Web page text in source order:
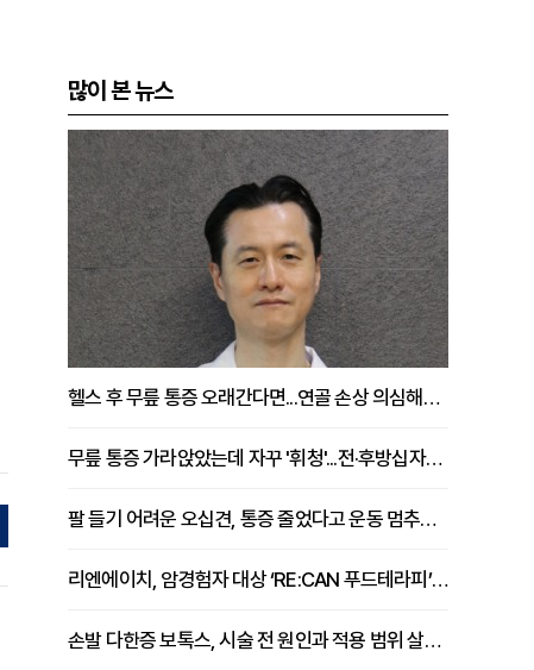
많이 본 뉴스
헬스 후 무릎 통증 오래간다면...연골 손상 의심해야 [김상범 원장 칼럼]
무릎 통증 가라앉았는데 자꾸 '휘청'...전·후방십자인대 파열 확인해야 [곽우경 원장 칼럼]
팔 들기 어려운 오십견, 통증 줄었다고 운동 멈추면 안 되는 이유 [이병욱 원장 칼럼]
리엔에이치, 암경험자 대상 ‘RE:CAN 푸드테라피’ 운영
손발 다한증 보톡스, 시술 전 원인과 적용 범위 살펴야 [강윤일 원장 칼럼]